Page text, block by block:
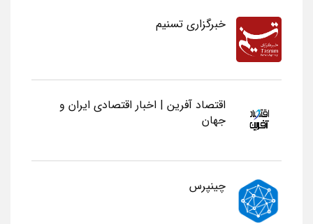
خبرگزاری تسنیم
اقتصاد آفرین | اخبار اقتصادی ایران و
جهان
چینپرس